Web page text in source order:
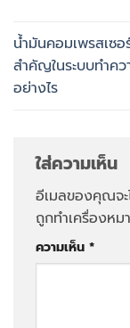
น้ำมันคอมเพรสเซอ
สำคัญในระบบทำคว
อย่างไร
ใส่ความเห็น
อีเมลของคุณจ
ถูกทำเครื่องหม
ความเห็น *